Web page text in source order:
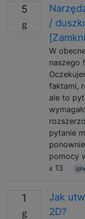
5
/
W
naszego
faktami,
ale to
pytanie
pomocy
13
1
Jak
2D?